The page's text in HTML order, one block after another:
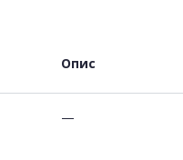
Опис
—